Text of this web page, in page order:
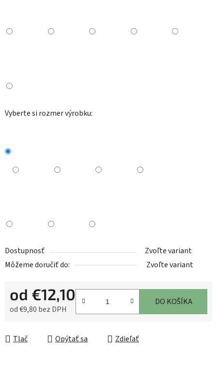
Vyberte si rozmer výrobku:
Dostupnosť
Zvoľte variant
Môžeme doručiť do:
Zvoľte variant
od €12,10
od€9,80 bez DPH
DO KOŠÍKA
Tlač Opýtať sa Zdieľať